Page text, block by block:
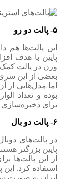
۵- پالت دو رو
این پالت‌ها هم
پایین با هدف
وزن در پالت
بعضی از این
اما مدل‌هایی از
بوده و تعداد
برای
۶- پالت دو بال
پایین بزرگتر
از این پالت‌ها
استفاده کرد.